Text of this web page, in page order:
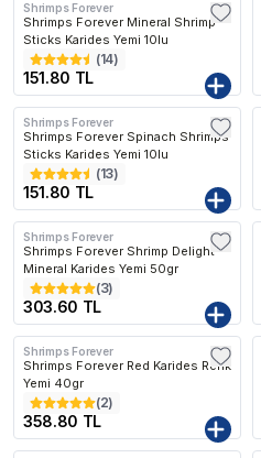
Shrimps Forever
Shrimps Forever Mineral Shrimp
Sticks Karides Yemi 10lu
(14)
151.80 TL
Shrimps Forever
Shrimps Forever Spinach Shrimps
Sticks Karides Yemi 10lu
(13)
151.80 TL
Shrimps Forever
Shrimps Forever Shrimp Delight
Mineral Karides Yemi 50gr
(3)
303.60 TL
Shrimps Forever
Shrimps Forever Red Karides Renk
Yemi 40gr
(2)
358.80 TL